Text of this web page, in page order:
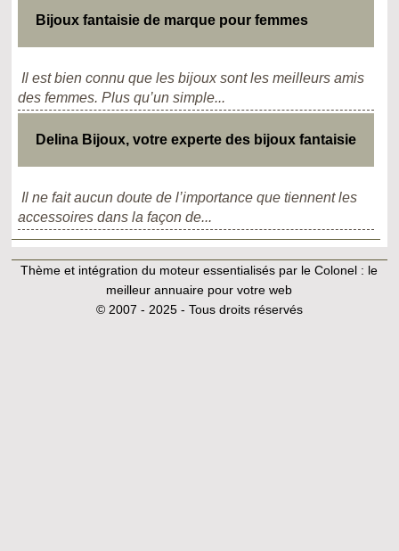
Bijoux fantaisie de marque pour femmes
Il est bien connu que les bijoux sont les meilleurs amis
des femmes. Plus qu’un simple...
Delina Bijoux, votre experte des bijoux fantaisie
Il ne fait aucun doute de l’importance que tiennent les
accessoires dans la façon de...
Thème et intégration du moteur essentialisés par le Colonel : le
meilleur annuaire pour votre web
© 2007 - 2025 - Tous droits réservés